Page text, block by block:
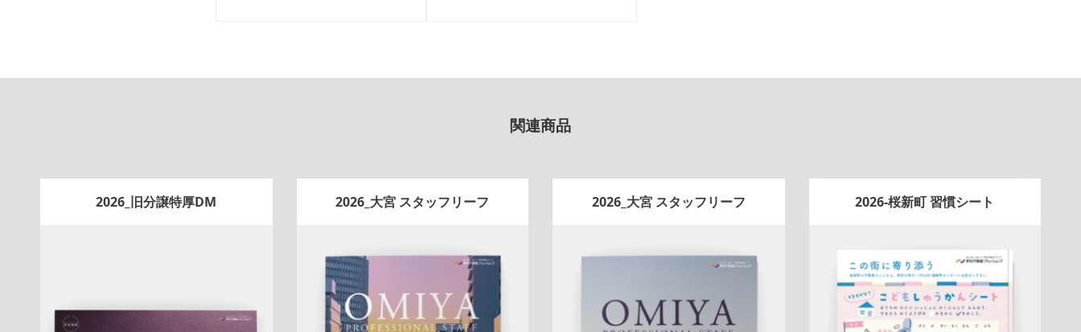
関連商品
2026_旧分譲特厚DM
Update:2026.07.22
2026_大宮 スタッフリーフ
Update: 2026.07.01
2026_大宮 スタッフリーフ
Update: 2026.07.01
2026-桜新町 習慣シート
Update:2026.04.13